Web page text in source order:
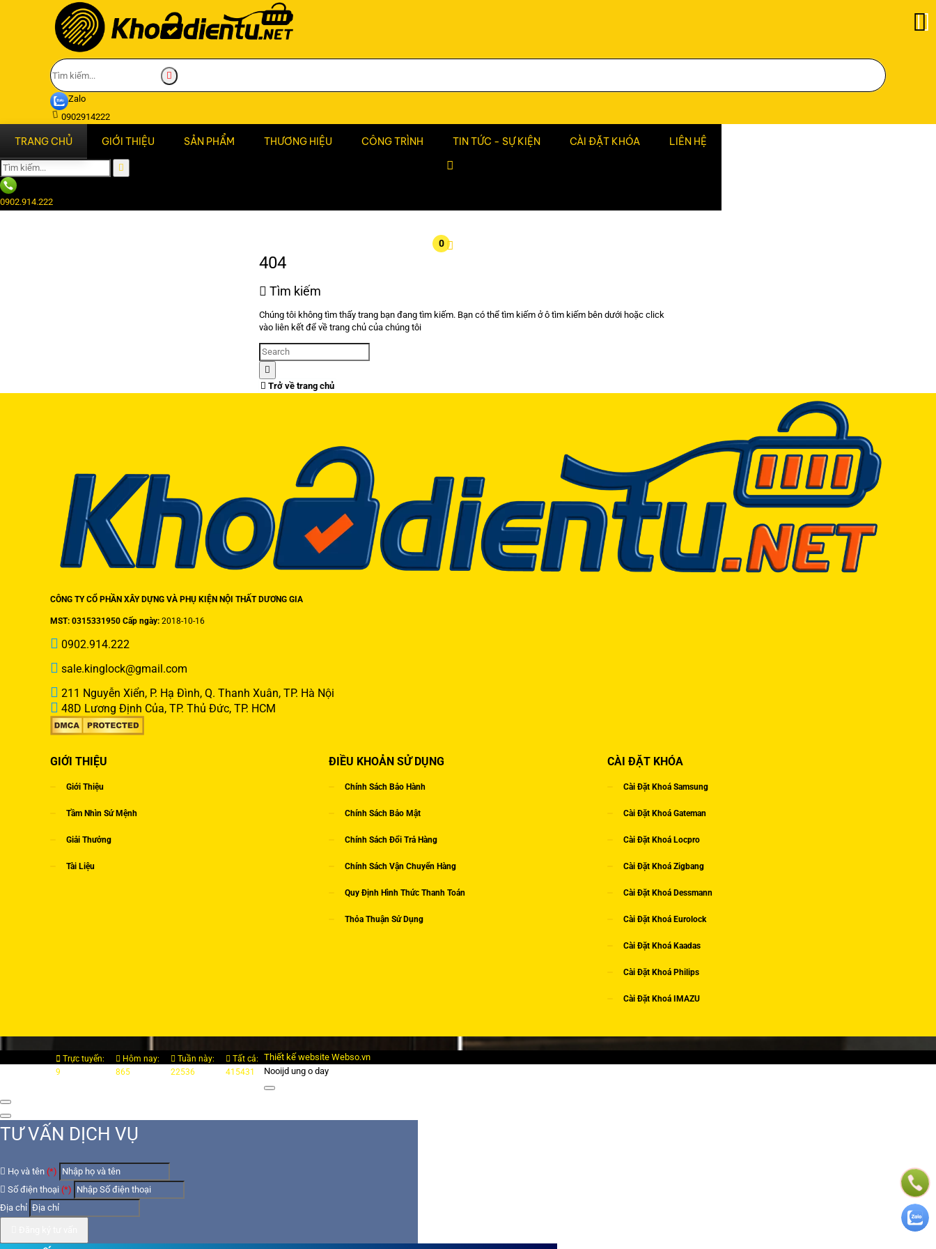
Zalo
0902914222
TRANG CHỦ GIỚI THIỆU SẢN PHẨM THƯƠNG HIỆU CÔNG TRÌNH TIN TỨC - SỰ KIỆN CÀI ĐẶT KHÓA LIÊN HỆ
0
0902.914.222
404
Tìm kiếm
Chúng tôi không tìm thấy trang bạn đang tìm kiếm. Bạn có thể tìm kiếm ở ô tìm kiếm bên dưới hoặc click
vào liên kết để về trang chủ của chúng tôi
Trở về trang chủ
CÔNG TY CỔ PHẦN XÂY DỰNG VÀ PHỤ KIỆN NỘI THẤT DƯƠNG GIA
MST: 0315331950 Cấp ngày: 2018-10-16
0902.914.222
sale.kinglock@gmail.com
211 Nguyễn Xiển, P. Hạ Đình, Q. Thanh Xuân, TP. Hà Nội
48D Lương Định Của, TP. Thủ Đức, TP. HCM
GIỚI THIỆU
Giới Thiệu
Tầm Nhìn Sứ Mệnh
Giải Thưởng
Tài Liệu
ĐIỀU KHOẢN SỬ DỤNG
Chính Sách Bảo Hành
Chính Sách Bảo Mật
Chính Sách Đổi Trả Hàng
Chính Sách Vận Chuyển Hàng
Quy Định Hình Thức Thanh Toán
Thỏa Thuận Sử Dụng
CÀI ĐẶT KHÓA
Cài Đặt Khoá Samsung
Cài Đặt Khoá Gateman
Cài Đặt Khoá Locpro
Cài Đặt Khoá Zigbang
Cài Đặt Khoá Dessmann
Cài Đặt Khoá Eurolock
Cài Đặt Khoá Kaadas
Cài Đặt Khoá Philips
Cài Đặt Khoá IMAZU
Trực tuyến:
9
Hôm nay:
865
Tuần này:
22536
Tất cả:
415431
Thiết kế website Webso.vn
Nooijd ung o day
TƯ VẤN DỊCH VỤ
Họ và tên (*)
Số điện thoại (*)
Địa chỉ